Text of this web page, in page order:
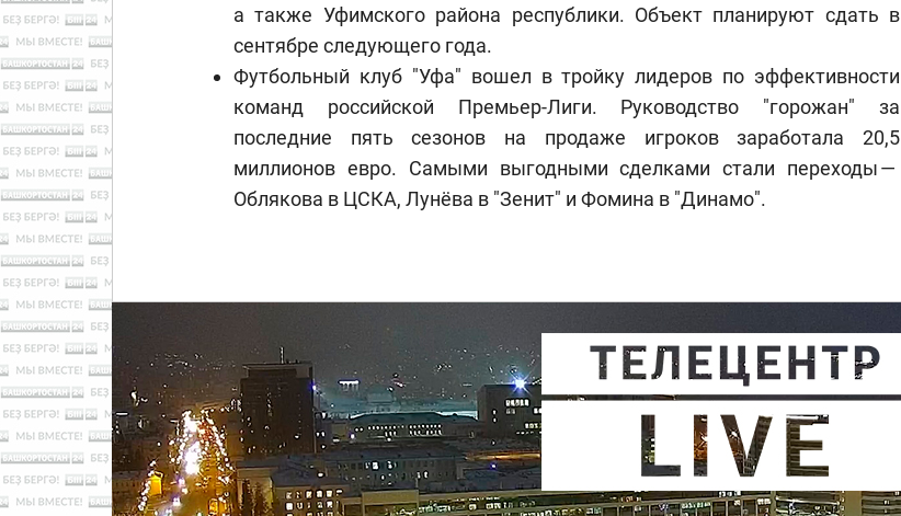
а также Уфимского района республики. Объект планируют сдать в
сентябре следующего года.
Футбольный клуб "Уфа" вошел в тройку лидеров по эффективности
команд российской Премьер-Лиги. Руководство "горожан" за
последние пять сезонов на продаже игроков заработала 20,5
миллионов евро. Самыми выгодными сделками стали переходы —
Облякова в ЦСКА, Лунёва в "Зенит" и Фомина в "Динамо".